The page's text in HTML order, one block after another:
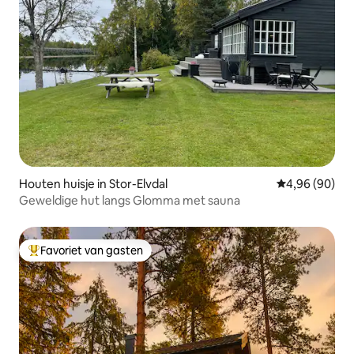
Houten huisje in Stor-Elvdal Gemiddelde
4,96 (90)
Geweldige hut langs Glomma met sauna
Topfavoriet van gasten
Favoriet van gasten